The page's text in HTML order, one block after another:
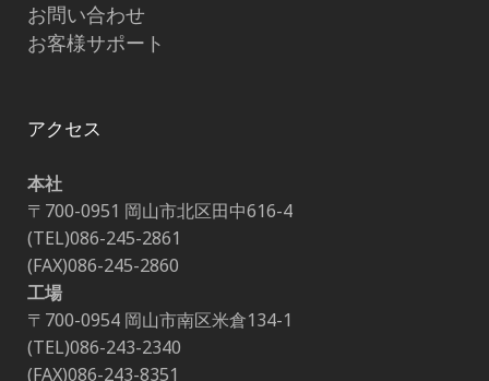
お問い合わせ
お客様サポート
アクセス
本社
〒700-0951 岡山市北区田中616-4
(TEL)086-245-2861
(FAX)086-245-2860
工場
〒700-0954 岡山市南区米倉134-1
(TEL)086-243-2340
(FAX)086-243-8351